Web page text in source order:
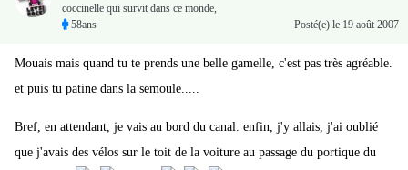
coccinelle qui survit dans ce monde,
58ans
Posté(e) le 19 août 2007
Mouais mais quand tu te prends une belle gamelle, c'est pas très agréable.
et puis tu patine dans la semoule.....
Bref, en attendant, je vais au bord du canal. enfin, j'y allais, j'ai oublié
que j'avais des vélos sur le toit de la voiture au passage du portique du